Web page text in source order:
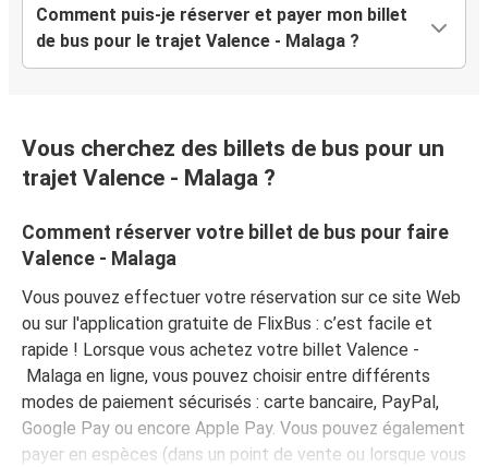
Comment puis-je réserver et payer mon billet
de bus pour le trajet Valence - Malaga ?
Vous cherchez des billets de bus pour un
trajet Valence - Malaga ?
Comment réserver votre billet de bus pour faire
Valence - Malaga
Vous pouvez effectuer votre réservation sur ce site Web
ou sur l'application gratuite de FlixBus : c’est facile et
rapide ! Lorsque vous achetez votre billet Valence -
Malaga en ligne, vous pouvez choisir entre différents
modes de paiement sécurisés : carte bancaire, PayPal,
Google Pay ou encore Apple Pay. Vous pouvez également
payer en espèces (dans un point de vente ou lorsque vous